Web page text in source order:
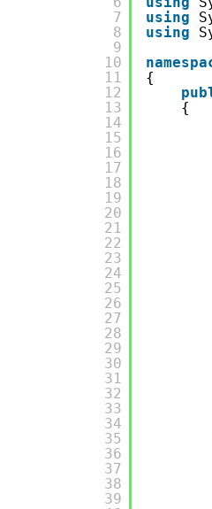
7
8
9
10
11
12
13
14
15
16
17
18
19
20
21
22
23
24
25
26
27
28
29
30
31
32
33
34
35
36
37
38
39
using
using
{
{